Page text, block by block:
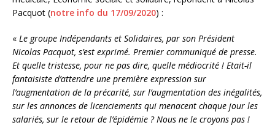
Pacquot (notre info du 17/09/2020) :
« Le groupe Indépendants et Solidaires, par son Président
Nicolas Pacquot, s’est exprimé. Premier communiqué de presse.
Et quelle tristesse, pour ne pas dire, quelle médiocrité ! Etait-il
fantaisiste d’attendre une première expression sur
l’augmentation de la précarité, sur l’augmentation des inégalités,
sur les annonces de licenciements qui menacent chaque jour les
salariés, sur le retour de l’épidémie ? Nous ne le croyons pas !